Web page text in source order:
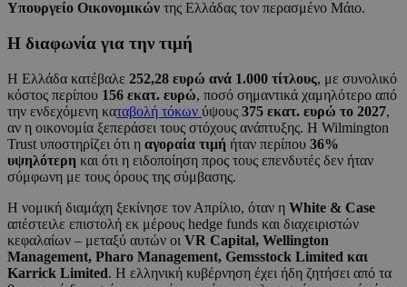
Υπουργείο Οικονομικών της Ελλάδας τον περασμένο Μάιο.
Η διαφωνία για την τιμή
Η Ελλάδα κατέβαλε 252,28 ευρώ ανά 1.000 τίτλους, με συνολικό
κόστος περίπου 156 εκατ. ευρώ, ποσό σημαντικά χαμηλότερο από
την ενδεχόμενη καταβολή τόκων ύψους 375 εκατ. ευρώ το 2027,
αν η οικονομία ξεπεράσει τους στόχους ανάπτυξης. Η Wilmington
Trust υποστηρίζει ότι η αγοραία τιμή ήταν περίπου 36%
υψηλότερη και ότι η ειδοποίηση προς τους επενδυτές δεν ήταν
σύμφωνη με τους όρους της σύμβασης.
Η νομική διαμάχη ξεκίνησε τον Απρίλιο, όταν η White & Case
απέστειλε επιστολή εκ μέρους hedge funds και διαχειριστών
κεφαλαίων – μεταξύ αυτών οι VR Capital, Wellington
Management, Pharo Management, Gemsstock Limited και
Karrick Limited. Η ελληνική κυβέρνηση έχει ήδη ζητήσει από τα